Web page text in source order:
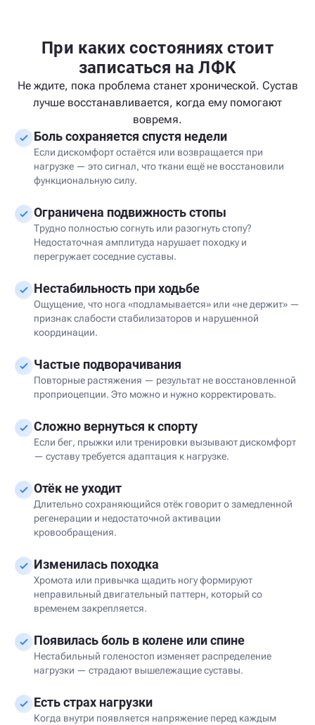
При каких состояниях стоит
записаться на ЛФК
Не ждите, пока проблема станет хронической. Сустав
лучше восстанавливается, когда ему помогают
вовремя.
Боль сохраняется спустя недели
Если дискомфорт остаётся или возвращается при
нагрузке — это сигнал, что ткани ещё не восстановили
функциональную силу.
Ограничена подвижность стопы
Трудно полностью согнуть или разогнуть стопу?
Недостаточная амплитуда нарушает походку и
перегружает соседние суставы.
Нестабильность при ходьбе
Ощущение, что нога «подламывается» или «не держит» —
признак слабости стабилизаторов и нарушенной
координации.
Частые подворачивания
Повторные растяжения — результат не восстановленной
проприоцепции. Это можно и нужно корректировать.
Сложно вернуться к спорту
Если бег, прыжки или тренировки вызывают дискомфорт
— суставу требуется адаптация к нагрузке.
Отёк не уходит
Длительно сохраняющийся отёк говорит о замедленной
регенерации и недостаточной активации
кровообращения.
Изменилась походка
Хромота или привычка щадить ногу формируют
неправильный двигательный паттерн, который со
временем закрепляется.
Появилась боль в колене или спине
Нестабильный голеностоп изменяет распределение
нагрузки — страдают вышележащие суставы.
Есть страх нагрузки
Когда внутри появляется напряжение перед каждым